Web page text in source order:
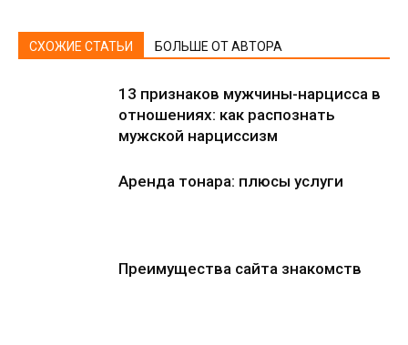
СХОЖИЕ СТАТЬИ БОЛЬШЕ ОТ АВТОРА
13 признаков мужчины-нарцисса в
отношениях: как распознать
мужской нарциссизм
Аренда тонара: плюсы услуги
Преимущества сайта знакомств